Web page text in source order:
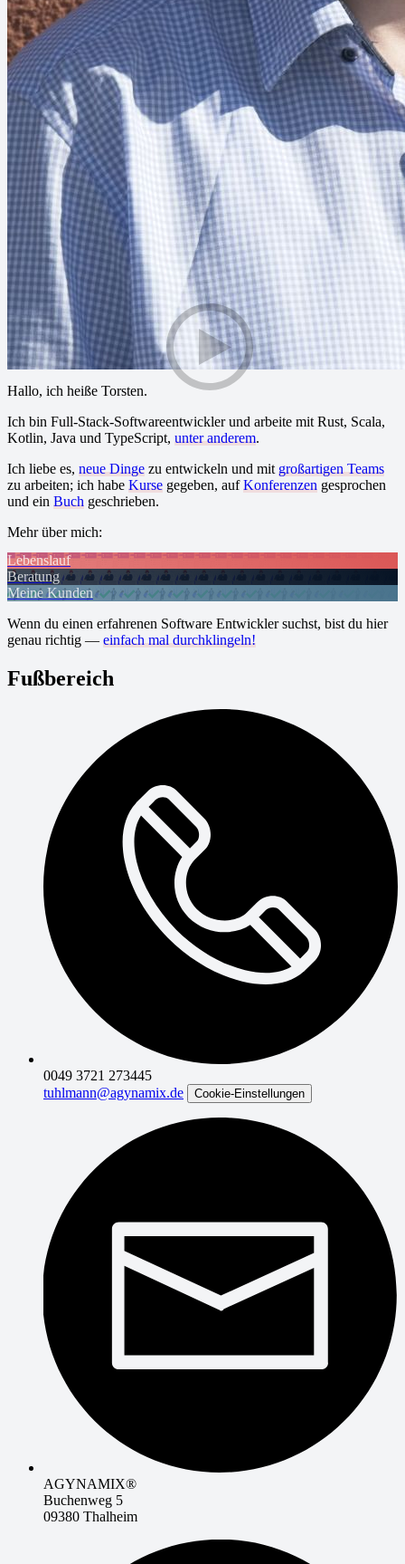
Hallo, ich heiße Torsten.
Ich bin Full-Stack-Softwareentwickler und arbeite mit Rust, Scala,
Kotlin, Java und TypeScript, unter anderem.
Ich liebe es, neue Dinge zu entwickeln und mit großartigen Teams
zu arbeiten; ich habe Kurse gegeben, aufKonferenzen gesprochen
und ein Buch geschrieben.
Mehr über mich:
Lebenslauf
Beratung
Meine Kunden
Wenn du einen erfahrenen Software Entwickler suchst, bist du hier
genau richtig — einfach mal durchklingeln!
Fußbereich
0049 3721 273445
tuhlmann@agynamix.de
Cookie-Einstellungen
AGYNAMIX®
Buchenweg 5
09380 Thalheim